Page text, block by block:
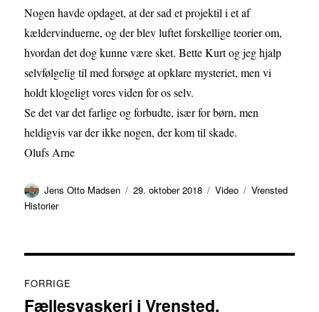
Nogen havde opdaget, at der sad et projektil i et af
kældervinduerne, og der blev luftet forskellige teorier om,
hvordan det dog kunne være sket. Bette Kurt og jeg hjalp
selvfølgelig til med forsøge at opklare mysteriet, men vi
holdt klogeligt vores viden for os selv.
Se det var det farlige og forbudte, især for børn, men
heldigvis var der ikke nogen, der kom til skade.
Olufs Arne
Forfatter
Jens Otto Madsen Udgivet
29. oktober 2018 Format
Video Kategorier
Vrensted
Historier
FORRIGE
Forrige
Fællesvaskeri i Vrensted,